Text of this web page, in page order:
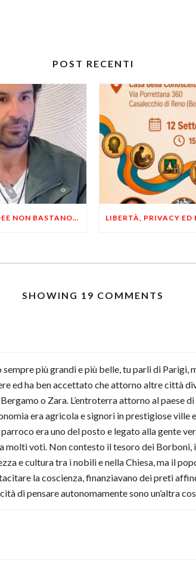
POST RECENTI
LIBERTÀ, LE IDEE NON BASTANO! SERVONO ESEMPI E UN PO’ DI COERENZA
SHOWING 19 COMMENTS
più grandi e più belle, tu parli di
ed ha ben accettato che attorno altre città
o Zara. L’entroterra attorno al paese
era agricola e signori in prestigiose
era uno del posto e legato alla gente
molti voti. Non contesto il tesoro dei
e cultura tra i nobili e nella Chiesa, ma il
la coscienza, finanziavano dei preti
di pensare autonomamente sono un’altra